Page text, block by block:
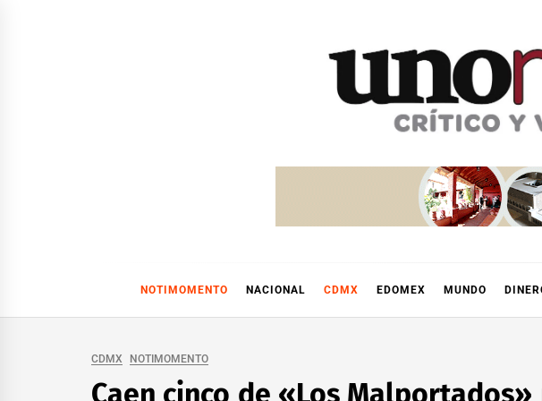
NOTIMOMENTO NACIONAL CDMX EDOMEX MUNDO
CDMX NOTIMOMENTO
Caen cinco de «Los